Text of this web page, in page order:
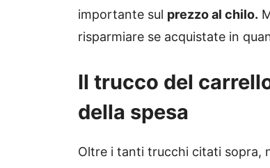
importante sul prezzo al chilo.
risparmiare se acquistate in
Il trucco del
della spesa
Oltre i tanti trucchi citati sopra,